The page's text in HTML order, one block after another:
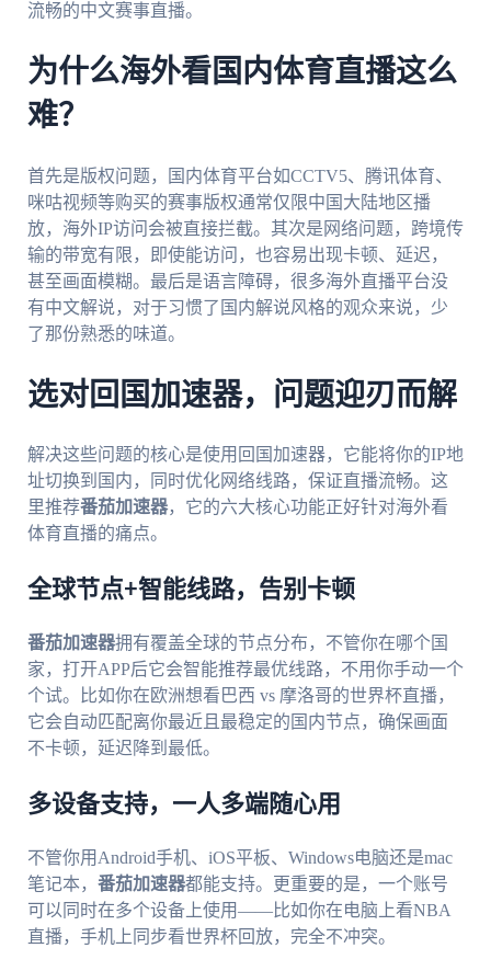
流畅的中文赛事直播。
为什么海外看国内体育直播这么
难？
首先是版权问题，国内体育平台如CCTV5、腾讯体育、
咪咕视频等购买的赛事版权通常仅限中国大陆地区播
放，海外IP访问会被直接拦截。其次是网络问题，跨境传
输的带宽有限，即使能访问，也容易出现卡顿、延迟，
甚至画面模糊。最后是语言障碍，很多海外直播平台没
有中文解说，对于习惯了国内解说风格的观众来说，少
了那份熟悉的味道。
选对回国加速器，问题迎刃而解
解决这些问题的核心是使用回国加速器，它能将你的IP地
址切换到国内，同时优化网络线路，保证直播流畅。这
里推荐番茄加速器，它的六大核心功能正好针对海外看
体育直播的痛点。
全球节点+智能线路，告别卡顿
番茄加速器拥有覆盖全球的节点分布，不管你在哪个国
家，打开APP后它会智能推荐最优线路，不用你手动一个
个试。比如你在欧洲想看巴西 vs 摩洛哥的世界杯直播，
它会自动匹配离你最近且最稳定的国内节点，确保画面
不卡顿，延迟降到最低。
多设备支持，一人多端随心用
不管你用Android手机、iOS平板、Windows电脑还是mac
笔记本， 番茄加速器都能支持。更重要的是，一个账号
可以同时在多个设备上使用——比如你在电脑上看NBA
直播，手机上同步看世界杯回放，完全不冲突。